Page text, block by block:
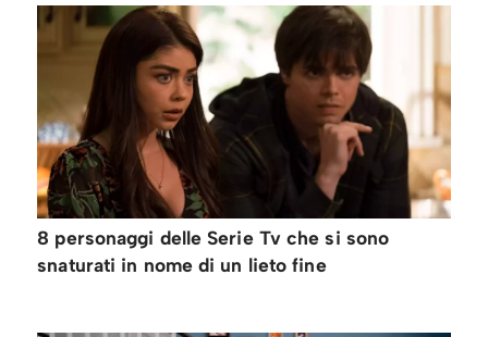
8 personaggi delle Serie Tv che si sono
snaturati in nome di un lieto fine